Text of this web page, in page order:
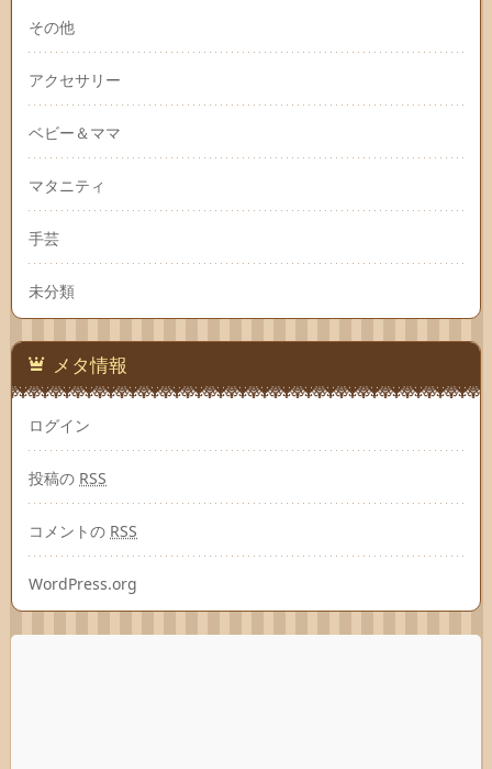
その他
アクセサリー
ベビー＆ママ
マタニティ
手芸
未分類
メタ情報
ログイン
投稿の RSS
コメントの RSS
WordPress.org